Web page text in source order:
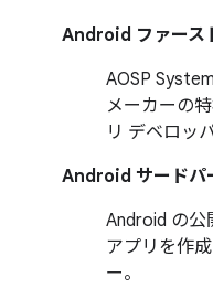
Android ファース
AOSP
メーカーの
リ デベロッパ
Android サードパ
Android の公
アプリを作
ー。